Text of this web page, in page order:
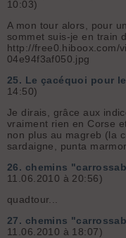
10:03)
A mon tour alors, pour
sommet suis-je en train
http://free0.hiboox.com/
04e94f3af050.jpg
25. Le çacéquoi pour
14:50)
Je dirais, grâce aux
vraiment rien en Corse
non plus au magreb (la
sardaigne, punta
26. chemins
11.06.2010 à 20:56)
quadtour...
27. chemins
11.06.2010 à 18:07)